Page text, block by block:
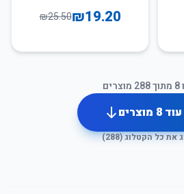
₪19.20
₪25.50
8 מתוך288 מוצרים
עוד8 מוצרים
את כל הקטלוג (288
)